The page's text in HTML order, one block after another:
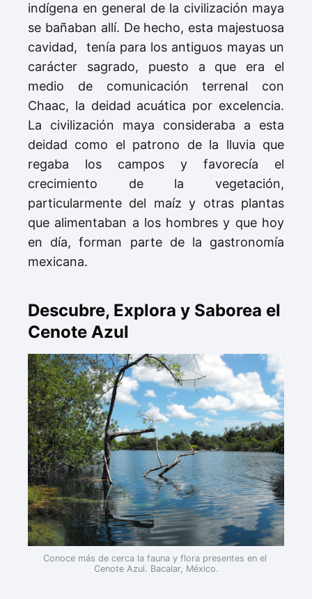
indígena en general de la civilización maya
se bañaban allí. De hecho, esta majestuosa
cavidad, tenía para los antiguos mayas un
carácter sagrado, puesto a que era el
medio de comunicación terrenal con
Chaac, la deidad acuática por excelencia.
La civilización maya consideraba a esta
deidad como el patrono de la lluvia que
regaba los campos y favorecía el
crecimiento de la vegetación,
particularmente del maíz y otras plantas
que alimentaban a los hombres y que hoy
en día, forman parte de la gastronomía
mexicana.
Descubre, Explora y Saborea el
Cenote Azul
Conoce más de cerca la fauna y flora presentes en el
Cenote Azul. Bacalar, México.